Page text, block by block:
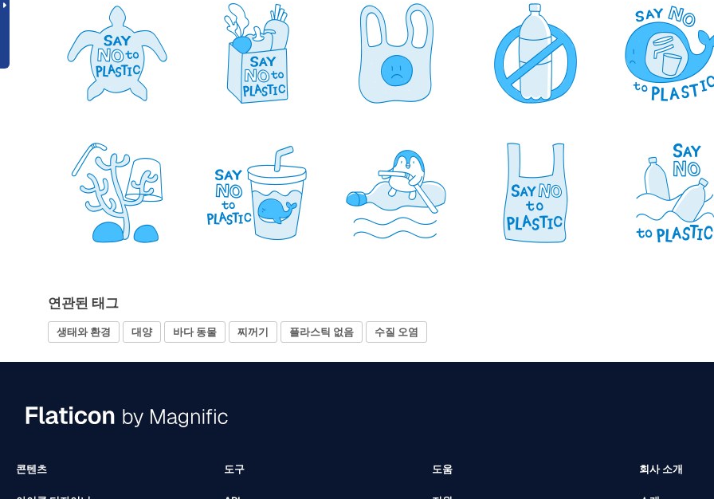
연관된 태그
생태와 환경 대양 바다 동물 찌꺼기 플라스틱 없음 수질 오염
콘텐츠 도구 도움 회사 소개